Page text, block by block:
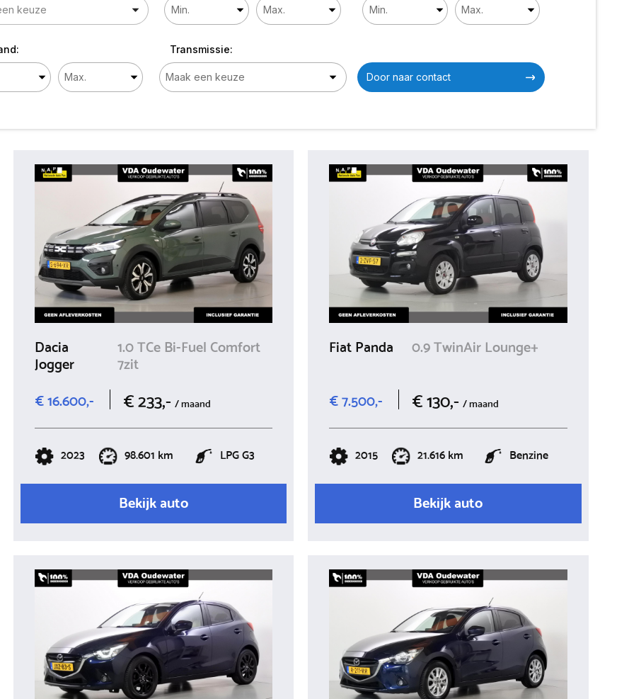
Transmissie:
Door naar contact
Dacia
Jogger
1.0 TCe Bi-Fuel Comfort
7zit
€ 16.600,-
€ 233,- / maand
2023 98.601 km LPG G3
Bekijk auto
Fiat Panda 0.9 TwinAir Lounge+
€ 7.500,- € 130,-/ maand
2015 21.616 km Benzine
Bekijk auto